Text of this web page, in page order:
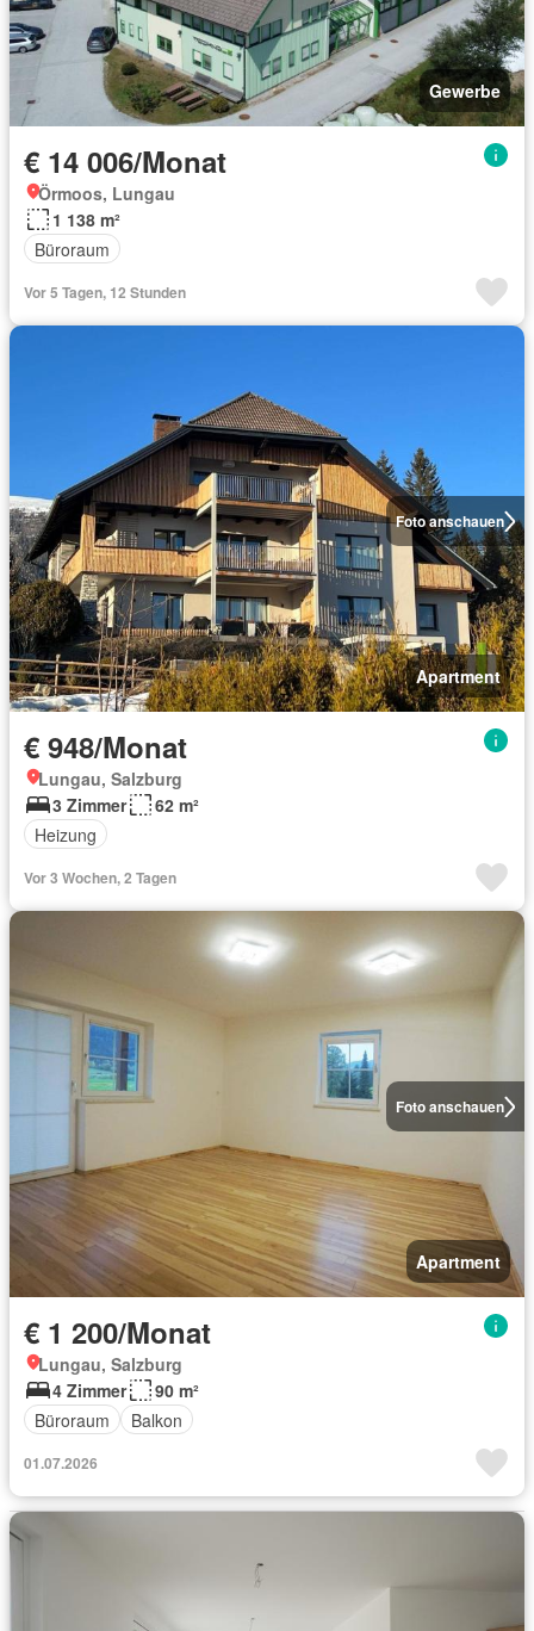
Gewerbe
€ 14 006/Monat
Örmoos, Lungau
1 138 m²
Büroraum
Vor 5 Tagen, 12 Stunden
Foto anschauen
Apartment
€ 948/Monat
Lungau, Salzburg
3 Zimmer
62 m²
Heizung
Vor 3 Wochen, 2 Tagen
Foto anschauen
Apartment
€ 1 200/Monat
Lungau, Salzburg
4 Zimmer
90 m²
Büroraum
Balkon
01.07.2026